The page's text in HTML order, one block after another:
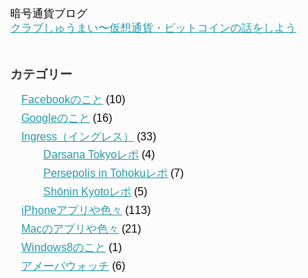
暗号通貨ブログ
クラブしゅうまい〜仮想通貨・ビットコインの話をしよう
カテゴリー
Facebookのこと (10)
Googleのこと (16)
Ingress（イングレス）
(33)
Darsana Tokyoレポ (4)
Persepolis in Tohokuレポ (7)
Shōnin Kyotoレポ (5)
iPhoneアプリや色々 (113)
Macのアプリや色々 (21)
Windows8のこと (1)
アメーバウォッチ (6)